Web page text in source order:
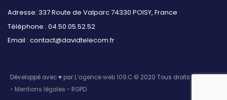
Adresse: 337 Route de Valparc 74330 POISY, France
Téléphone : 04.50.05.52.52
Email : contact@davidtelecom.fr
Développé avec ♥ par L’agence web 109.C © 2020 Tous droits réservés
- Mentions légales - RGPD